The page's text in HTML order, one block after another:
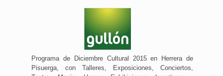
Programa de Diciembre Cultural 2015 en Herrera de
Pisuerga, con Talleres, Exposiciones, Conciertos,